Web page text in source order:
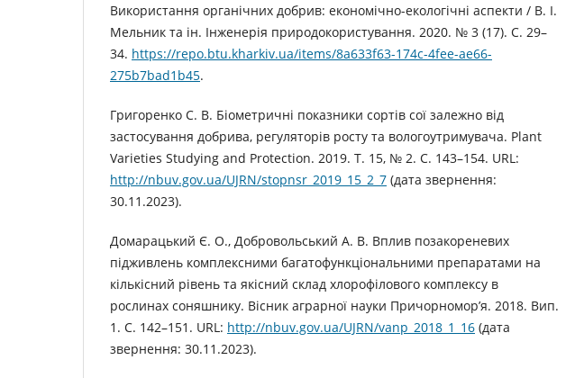
Використання органічних добрив: економічно-екологічні аспекти / В. І.
Мельник та ін. Інженерія природокористування. 2020. № 3 (17). С. 29–
34. https://repo.btu.kharkiv.ua/items/8a633f63-174c-4fee-ae66-
275b7bad1b45.
Григоренко С. В. Біометричні показники сортів сої залежно від
застосування добрива, регуляторів росту та вологоутримувача. Plant
Varieties Studying and Protection. 2019. Т. 15, № 2. С. 143–154. URL:
http://nbuv.gov.ua/UJRN/stopnsr_2019_15_2_7 (дата звернення:
30.11.2023).
Домарацький Є. О., Добровольський А. В. Вплив позакореневих
підживлень комплексними багатофункціональними препаратами на
кількісний рівень та якісний склад хлорофілового комплексу в
рослинах соняшнику. Вісник аграрної науки Причорномор’я. 2018. Вип.
1. С. 142–151. URL: http://nbuv.gov.ua/UJRN/vanp_2018_1_16 (дата
звернення: 30.11.2023).